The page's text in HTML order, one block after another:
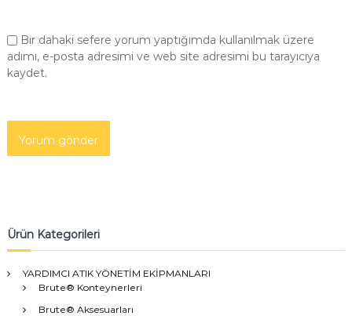
Bir dahaki sefere yorum yaptığımda kullanılmak üzere
adımı, e-posta adresimi ve web site adresimi bu tarayıcıya
kaydet.
Ürün Kategorileri
YARDIMCI ATIK YÖNETİM EKİPMANLARI
Brute® Konteynerleri
Brute® Aksesuarları